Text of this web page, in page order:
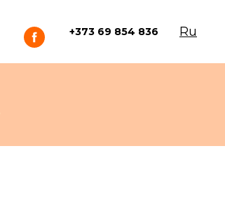
+373 69 854 836 Ru